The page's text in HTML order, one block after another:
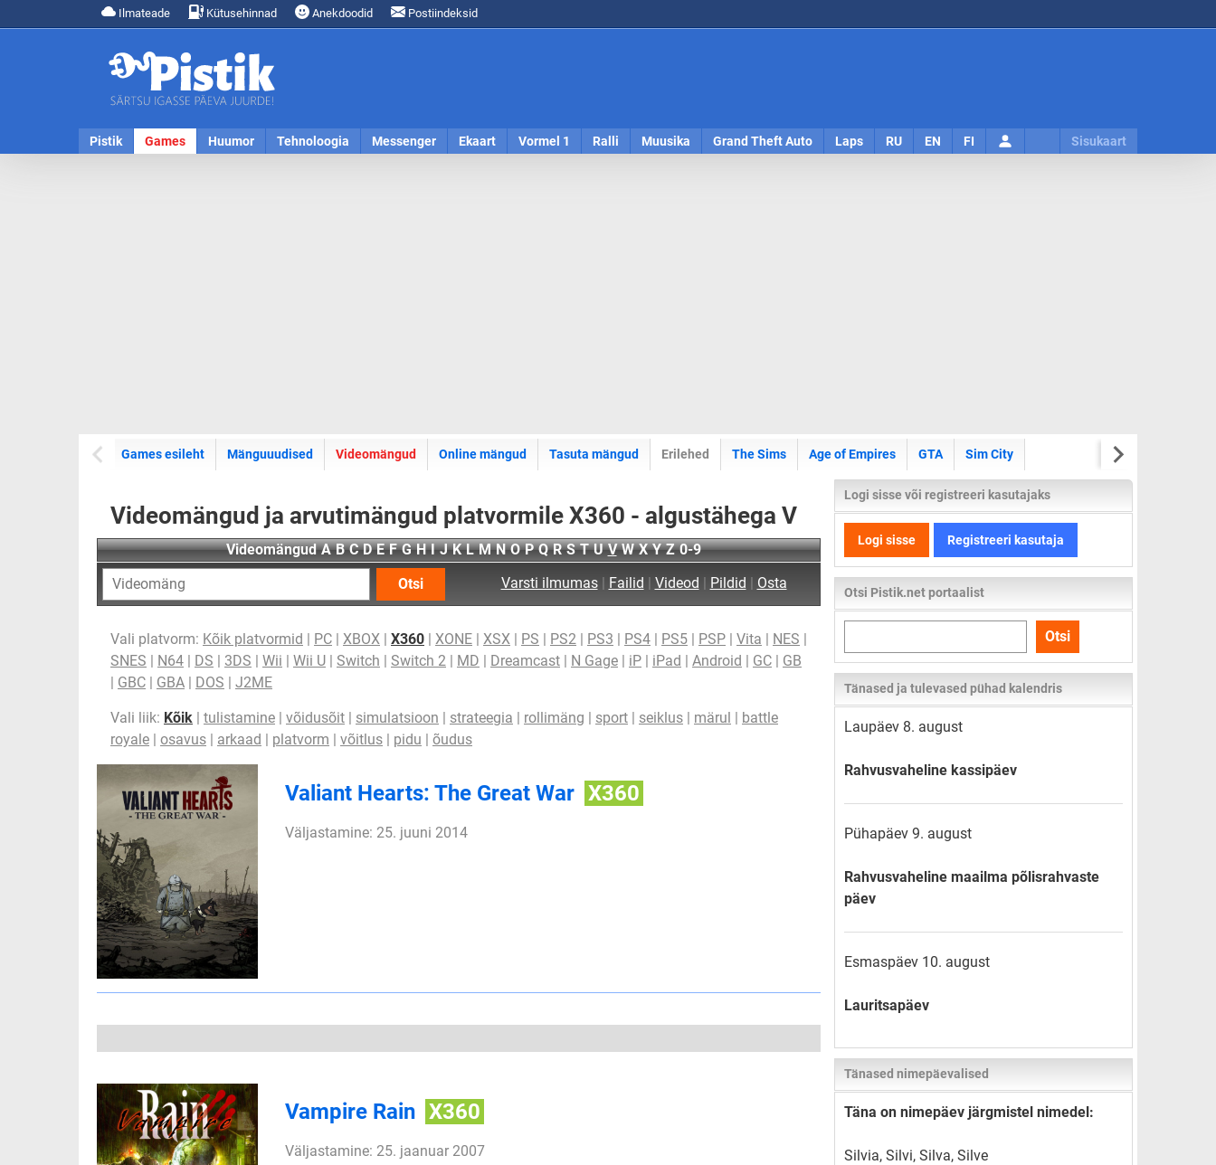
Ilmateade Kütusehinnad Anekdoodid Postiindeksid
Pistik Games Huumor Tehnoloogia Messenger Ekaart Vormel 1 Ralli Muusika Grand Theft Auto Laps RU EN FI Sisukaart
Games esileht Mänguuudised Videomängud Online mängud Tasuta mängud Erilehed The Sims Age of Empires GTA Sim City
Videomängud ja arvutimängud platvormile X360 - algustähega V
Videomängud A B C D E F G H I J K L M N O P Q R S T U V W X Y Z 0-9
Otsi
Varsti ilmumas| Failid | Videod | Pildid | Osta
Vali platvorm: Kõik platvormid | PC | XBOX | X360 | XONE | XSX | PS | PS2 | PS3 | PS4 | PS5 | PSP | Vita | NES |
SNES | N64 | DS | 3DS | Wii | Wii U | Switch | Switch 2 | MD | Dreamcast | N Gage | iP | iPad | Android | GC | GB
| GBC | GBA | DOS | J2ME
Vali liik: Kõik | tulistamine | võidusõit | simulatsioon | strateegia | rollimäng | sport | seiklus | märul | battle
royale | osavus | arkaad | platvorm | võitlus | pidu | õudus
Valiant Hearts: The Great War X360
Väljastamine: 25. juuni 2014
Vampire Rain X360
Väljastamine: 25. jaanuar 2007
Logi sisse või registreeri kasutajaks
Logi sisse Registreeri kasutaja
Otsi Pistik.net portaalist
kogu
lehelt
Otsi
Tänased ja tulevased pühad kalendris
Laupäev 8. august
Rahvusvaheline kassipäev
Pühapäev 9. august
Rahvusvaheline maailma põlisrahvaste
päev
Esmaspäev 10. august
Lauritsapäev
Tänased nimepäevalised
Täna on nimepäev järgmistel nimedel:
Silvia, Silvi, Silva, Silve